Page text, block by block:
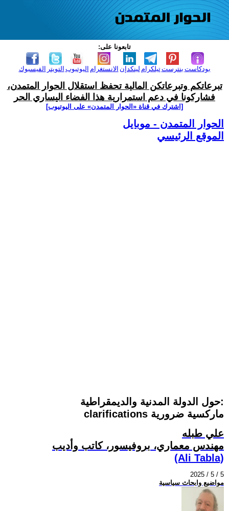
تابعونا على:
الفيسبوك التويتر اليوتيوب الانستغرام لينكدإن تيلكرامبنترست بودكاست
تبرعاتكم وتبرعاتكن المالية تحفظ استقلال الحوار المتمدن،
فشاركونا في دعم استمرارية هذا الفضاء اليساري الحر
[اشترك في قناة ‫«الحوار المتمدن» على اليوتيوب]
الحوار المتمدن - موبايل
الموقع الرئيسي
حول الدولة المدنية والديمقراطية:
clarifications ماركسية ضرورية
علي طبله
مهندس معماري، بروفيسور، كاتب وأديب
(Ali Tabla)
2025 / 5 / 5
مواضيع وابحاث سياسية